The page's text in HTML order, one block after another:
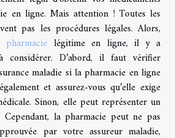
en ligne. Mais attention ! Toutes les
pas les procédures légales. Alors,
légitime en ligne, il y a
considérer. D’abord, il faut vérifier
maladie si la pharmacie en ligne
et assurez-vous qu’elle exige
Sinon, elle peut représenter un
la pharmacie peut ne pas
par votre assureur maladie,